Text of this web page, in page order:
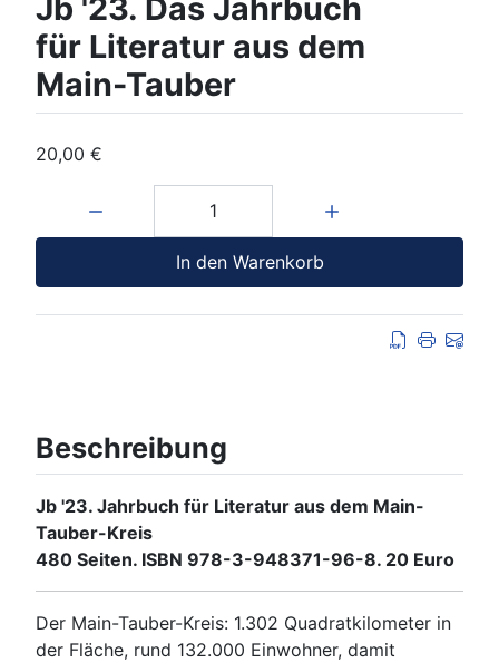
Jb '23. Das Jahrbuch
für Literatur aus dem
Main-Tauber
20,00 €
In den Warenkorb
Beschreibung
Jb '23. Jahrbuch für Literatur aus dem Main-
Tauber-Kreis
480 Seiten. ISBN 978-3-948371-96-8. 20 Euro
Der Main-Tauber-Kreis: 1.302 Quadratkilometer in
der Fläche, rund 132.000 Einwohner, damit